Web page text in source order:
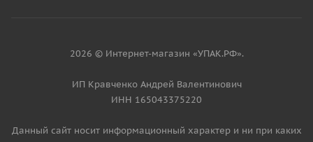
2026 © Интернет-магазин «УПАК.РФ».
ИП Кравченко Андрей Валентинович
ИНН 165043375220
Данный сайт носит информационный характер и ни при каких